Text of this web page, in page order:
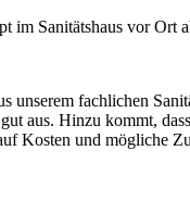
im Sanitätshaus vor Ort
unserem fachlichen
aus. Hinzu kommt,
Kosten und mögliche